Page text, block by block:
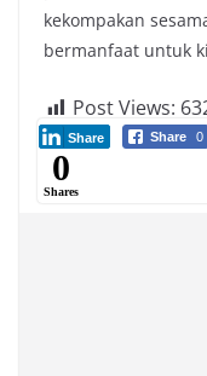
kekompakan
bermanfaat untuk
Post Views:
Share 0
Share
0
Shares